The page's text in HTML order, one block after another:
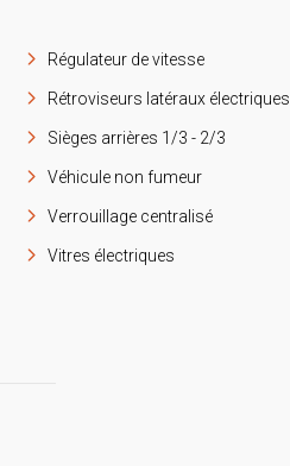
Régulateur de vitesse
Rétroviseurs latéraux électriques
Sièges arrières 1/3 - 2/3
Véhicule non fumeur
Verrouillage centralisé
Vitres électriques